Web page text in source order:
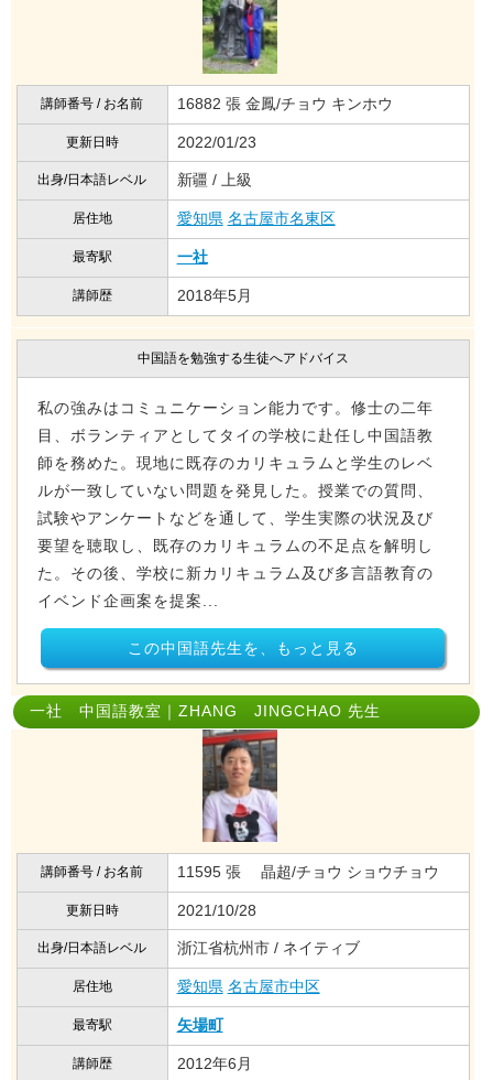
講師番号 / お名前 16882 張 金鳳/チョウ キンホウ
更新日時 2022/01/23
出身/日本語レベル 新疆 / 上級
居住地 愛知県 名古屋市名東区
最寄駅 一社
講師歴 2018年5月
中国語を勉強する生徒へアドバイス
私の強みはコミュニケーション能力です。修士の二年
目、ボランティアとしてタイの学校に赴任し中国語教
師を務めた。現地に既存のカリキュラムと学生のレベ
ルが一致していない問題を発見した。授業での質問、
試験やアンケートなどを通して、学生実際の状況及び
要望を聴取し、既存のカリキュラムの不足点を解明し
た。その後、学校に新カリキュラム及び多言語教育の
イベンド企画案を提案...
この中国語先生を、もっと見る
一社 中国語教室｜ZHANG JINGCHAO 先生
講師番号 / お名前 11595 張 晶超/チョウ ショウチョウ
更新日時 2021/10/28
出身/日本語レベル 浙江省杭州市 / ネイティブ
居住地 愛知県 名古屋市中区
最寄駅 矢場町
講師歴 2012年6月